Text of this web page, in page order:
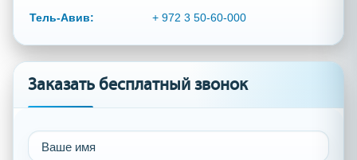
Тель-Авив: + 972 3 50-60-000
Заказать бесплатный звонок